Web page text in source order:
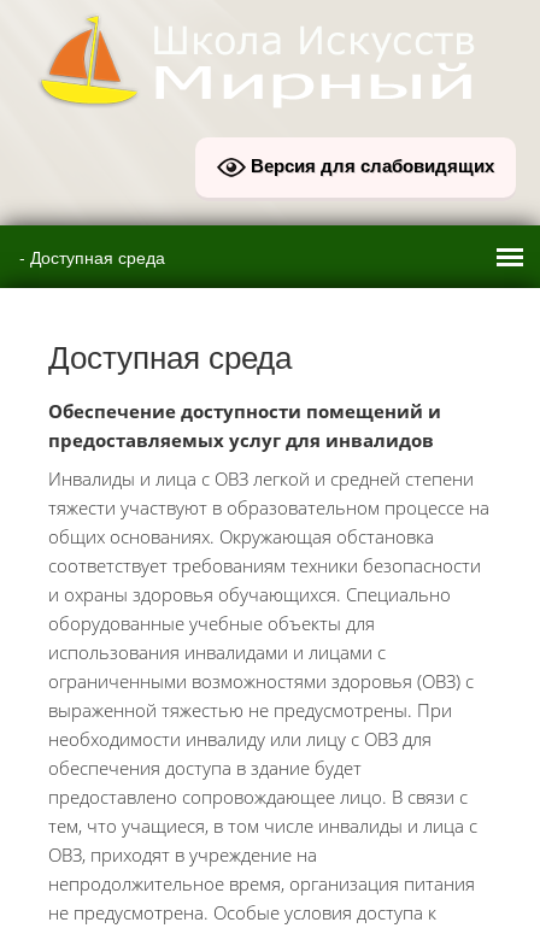
Версия для слабовидящих
Доступная среда
Обеспечение доступности помещений и
предоставляемых услуг для инвалидов
Инвалиды и лица с ОВЗ легкой и средней степени
тяжести участвуют в образовательном процессе на
общих основаниях. Окружающая обстановка
соответствует требованиям техники безопасности
и охраны здоровья обучающихся. Специально
оборудованные учебные объекты для
использования инвалидами и лицами с
ограниченными возможностями здоровья (ОВЗ) с
выраженной тяжестью не предусмотрены. При
необходимости инвалиду или лицу с ОВЗ для
обеспечения доступа в здание будет
предоставлено сопровождающее лицо. В связи с
тем, что учащиеся, в том числе инвалиды и лица с
ОВЗ, приходят в учреждение на
непродолжительное время, организация питания
не предусмотрена. Особые условия доступа к